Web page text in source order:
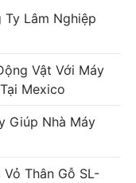
Lâm Nghiệp
Vật Với Máy
Mexico
Giúp Nhà Máy
Thân Gỗ SL-